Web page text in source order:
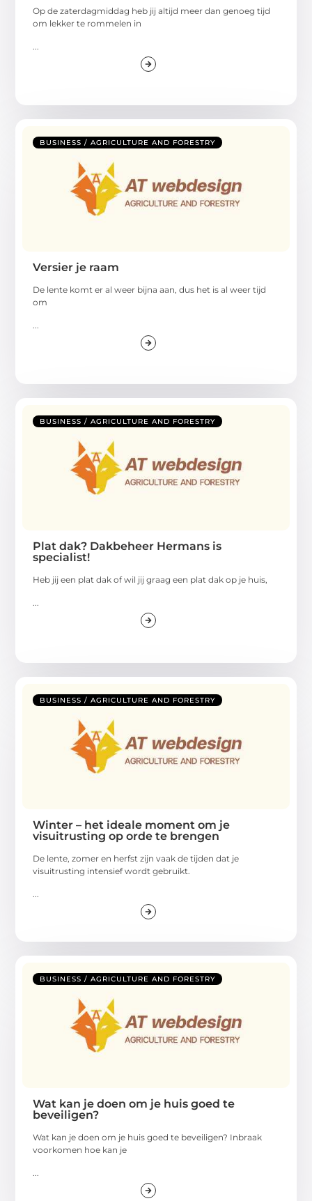
Op de zaterdagmiddag heb jij altijd meer dan genoeg tijd
om lekker te rommelen in
BUSINESS / AGRICULTURE AND FORESTRY
Versier je raam
De lente komt er al weer bijna aan, dus het is al weer tijd
om
BUSINESS / AGRICULTURE AND FORESTRY
Plat dak? Dakbeheer Hermans is
specialist!
Heb jij een plat dak of wil jij graag een plat dak op je huis,
BUSINESS / AGRICULTURE AND FORESTRY
Winter – het ideale moment om je
visuitrusting op orde te brengen
De lente, zomer en herfst zijn vaak de tijden dat je
visuitrusting intensief wordt gebruikt.
BUSINESS / AGRICULTURE AND FORESTRY
Wat kan je doen om je huis goed te
beveiligen?
Wat kan je doen om je huis goed te beveiligen? Inbraak
voorkomen hoe kan je